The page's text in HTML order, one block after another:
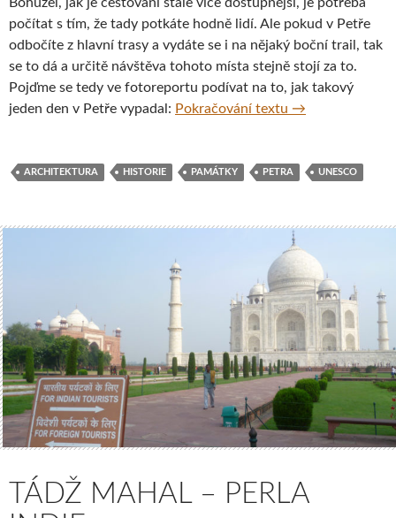
Bohužel, jak je cestování stále více dostupnější, je potřeba
počítat s tím, že tady potkáte hodně lidí. Ale pokud v Petře
odbočíte z hlavní trasy a vydáte se i na nějaký boční trail, tak
se to dá a určitě návštěva tohoto místa stejně stojí za to.
Pojďme se tedy ve fotoreportu podívat na to, jak takový
jeden den v Petře vypadal: Pokračování textu Fotoreport z
→
ARCHITEKTURA HISTORIE PAMÁTKY PETRA UNESCO
TÁDŽ MAHAL – PERLA